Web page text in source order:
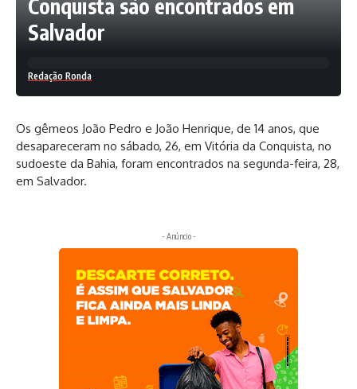
Conquista são encontrados em
Salvador
Redação Ronda
Os gêmeos João Pedro e João Henrique, de 14 anos, que
desapareceram no sábado, 26, em Vitória da Conquista, no
sudoeste da Bahia, foram encontrados na segunda-feira, 28,
em Salvador.
- Anúncio -